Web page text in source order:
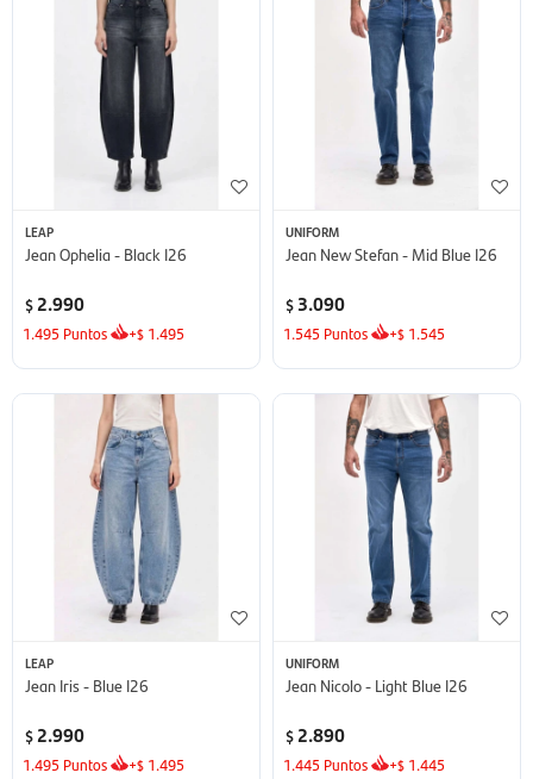
LEAP
Jean Ophelia - Black I26
$ 2.990
1.495 Puntos +$ 1.495
UNIFORM
Jean New Stefan - Mid Blue I26
$ 3.090
1.545 Puntos +$ 1.545
LEAP
Jean Iris - Blue I26
$ 2.990
1.495 Puntos +$ 1.495
UNIFORM
Jean Nicolo - Light Blue I26
$ 2.890
1.445 Puntos +$ 1.445